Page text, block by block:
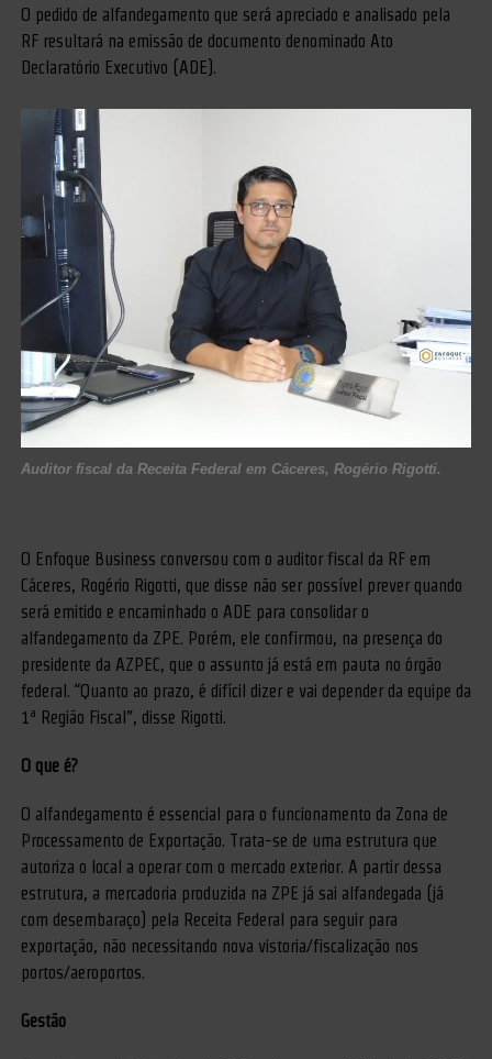
O pedido de alfandegamento que será apreciado e analisado pela
RF resultará na emissão de documento denominado Ato
Declaratório Executivo (ADE).
Auditor fiscal da Receita Federal em Cáceres, Rogério Rigotti.
O Enfoque Business conversou com o auditor fiscal da RF em
Cáceres, Rogério Rigotti, que disse não ser possível prever quando
será emitido e encaminhado o ADE para consolidar o
alfandegamento da ZPE. Porém, ele confirmou, na presença do
presidente da AZPEC, que o assunto já está em pauta no órgão
federal. “Quanto ao prazo, é difícil dizer e vai depender da equipe da
1ª Região Fiscal”, disse Rigotti.
O que é?
O alfandegamento é essencial para o funcionamento da Zona de
Processamento de Exportação. Trata-se de uma estrutura que
autoriza o local a operar com o mercado exterior. A partir dessa
estrutura, a mercadoria produzida na ZPE já sai alfandegada (já
com desembaraço) pela Receita Federal para seguir para
exportação, não necessitando nova vistoria/fiscalização nos
portos/aeroportos.
Gestão